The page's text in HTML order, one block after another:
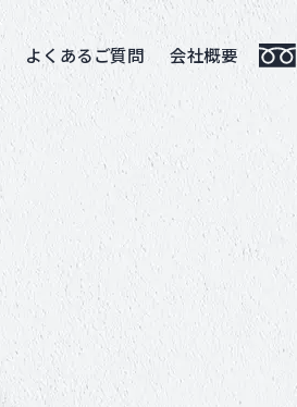
よくあるご質問 会社概要